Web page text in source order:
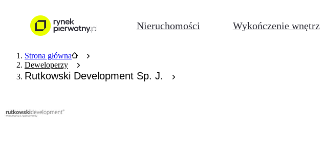
Nieruchomości Wykończenie wnętrz
Strona główna
Deweloperzy
Rutkowski Development Sp. J.